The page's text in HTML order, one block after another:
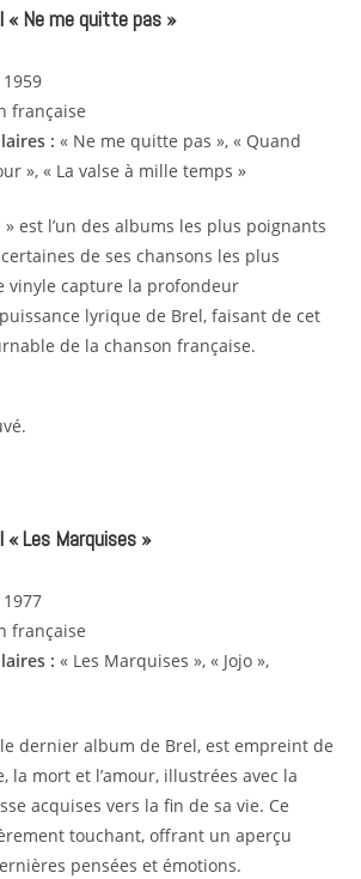
« Ne me quitte pas »
1959
française
: « Ne me quitte pas », « Quand
», « La valse à mille temps »
est l’un des albums les plus poignants
de ses chansons les plus
vinyle capture la profondeur
lyrique de Brel, faisant de cet
de la chanson française.
Les Marquises »
1977
française
: « Les Marquises », « Jojo »,
dernier album de Brel, est empreint de
la mort et l’amour, illustrées avec la
acquises vers la fin de sa vie. Ce
touchant, offrant un aperçu
pensées et émotions.